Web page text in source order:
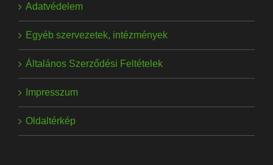
Adatvédelem
Egyéb szervezetek, intézmények
Általános Szerződési Feltételek
Impresszum
Oldaltérkép